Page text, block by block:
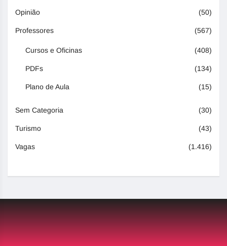
Opinião (50)
Professores (567)
Cursos e Oficinas (408)
PDFs (134)
Plano de Aula (15)
Sem Categoria (30)
Turismo (43)
Vagas (1.416)